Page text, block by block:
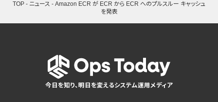
TOP - ニュース - Amazon ECR が ECR から ECR​​ へのプルスルー キャッシュ
を発表
今日を知り、明日を変えるシステム運用メディア